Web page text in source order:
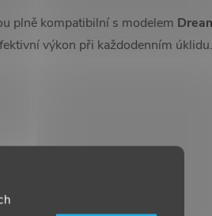
plně kompatibilní s modelem
výkon při každodenním úklidu.